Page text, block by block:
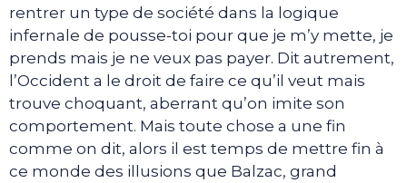
rentrer un type de société dans la logique
infernale de pousse-toi pour que je m’y mette, je
prends mais je ne veux pas payer. Dit autrement,
l’Occident a le droit de faire ce qu’il veut mais
trouve choquant, aberrant qu’on imite son
comportement. Mais toute chose a une fin
comme on dit, alors il est temps de mettre fin à
ce monde des illusions que Balzac, grand